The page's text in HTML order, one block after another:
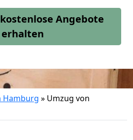
Angebote
erhalten
Hamburg » Umzug von